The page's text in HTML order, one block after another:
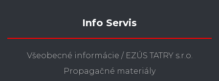
Info Servis
Všeobecné informácie / EZÚS TATRY s.r.o.
Propagačné materiály